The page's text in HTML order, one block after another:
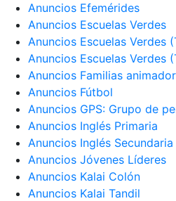
Anuncios Efemérides
Anuncios Escuelas Verdes
Anuncios Escuelas Verdes
Anuncios Escuelas Verdes
Anuncios Familias
Anuncios Fútbol
Anuncios GPS: Grupo de
Anuncios Inglés Primaria
Anuncios Inglés Secundaria
Anuncios Jóvenes Líderes
Anuncios Kalai Colón
Anuncios Kalai Tandil